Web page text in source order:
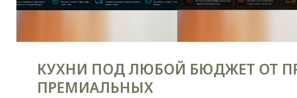
КУХНИ ПОД ЛЮБОЙ БЮДЖЕТ ОТ
ПРЕМИАЛЬНЫХ